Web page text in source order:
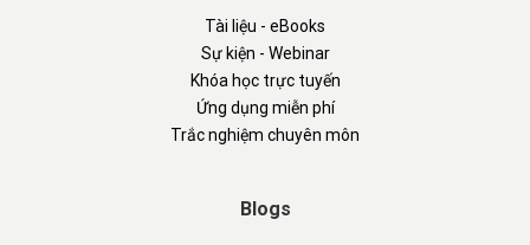
Tài liệu - eBooks
Sự kiện - Webinar
Khóa học trực tuyến
Ứng dụng miễn phí
Trắc nghiệm chuyên môn
Blogs